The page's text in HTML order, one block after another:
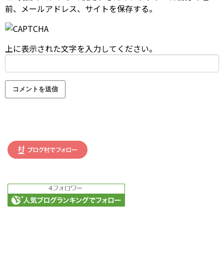
前、メールアドレス、サイトを保存する。
上に表示された文字を入力してください。